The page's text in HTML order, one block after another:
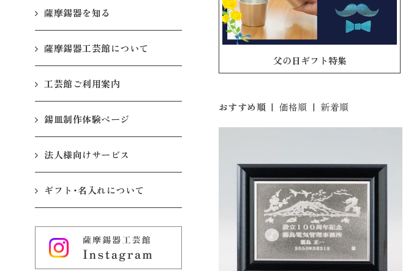
父の日ギフト特集
おすすめ順 | 価格順 | 新着順
薩摩錫器を知る
薩摩錫器工芸館について
工芸館ご利用案内
錫皿制作体験ページ
法人様向けサービス
ギフト・名入れについて